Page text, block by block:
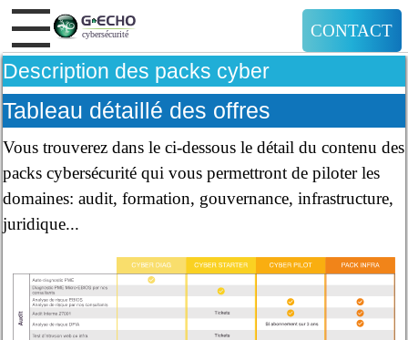
CONTACT
Description des packs cyber
Tableau détaillé des offres
Vous trouverez dans le ci-dessous le détail du contenu des
packs cybersécurité qui vous permettront de piloter les
domaines: audit, formation, gouvernance, infrastructure,
juridique...